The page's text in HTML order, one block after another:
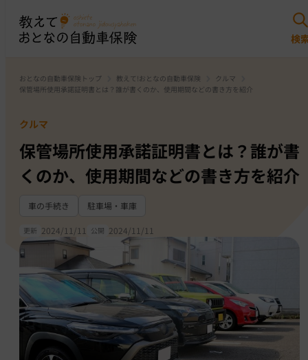
おとなの自動車保険トップ 教えて!おとなの自動車保険
クルマ
保管場所使用承諾証明書とは？誰が書くのか、使用期間などの書き方を紹介
クルマ
保管場所使用承諾証明書とは？誰が書
くのか、使用期間などの書き方を紹介
車の手続き 駐車場・車庫
更新 2024/11/11 公開 2024/11/11